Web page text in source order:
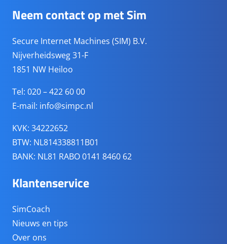
Neem contact op met Sim
Secure Internet Machines (SIM) B.V.
Nijverheidsweg 31-F
1851 NW Heiloo
Tel: 020 – 422 60 00
E-mail: info@simpc.nl
KVK: 34222652
BTW: NL814338811B01
BANK: NL81 RABO 0141 8460 62
Klantenservice
SimCoach
Nieuws en tips
Over ons